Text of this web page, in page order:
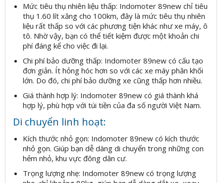
Mức tiêu thụ nhiên liệu thấp: Indomoter 89new chỉ tiêu
thụ 1.60 lít xăng cho 100km, đây là mức tiêu thụ nhiên
liệu rất thấp so với các phương tiện khác như xe máy, ô
tô. Nhờ vậy, bạn có thể tiết kiệm được một khoản chi
phí đáng kể cho việc đi lại.
Chi phí bảo dưỡng thấp: Indomoter 89new có cấu tạo
đơn giản. Ít hỏng hóc hơn so với các xe máy phân khối
lớn. Do đó, chi phí bảo dưỡng xe cũng thấp hơn nhiều.
Giá thành hợp lý: Indomoter 89new có giá thành khá
hợp lý, phù hợp với túi tiền của đa số người Việt Nam.
Di chuyển linh hoạt:
Kích thước nhỏ gọn: Indomoter 89new có kích thước
nhỏ gọn. Giúp bạn dễ dàng di chuyển trong những con
hẻm nhỏ, khu vực đông dân cư.
Trọng lượng nhẹ: Indomoter 89new có trọng lượng